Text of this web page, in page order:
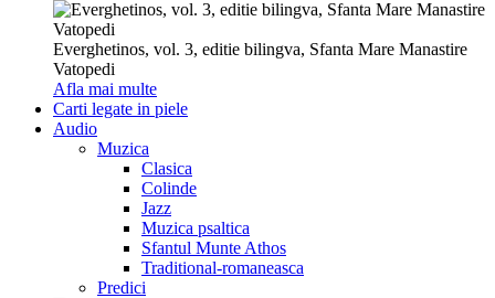
Everghetinos, vol. 3, editie bilingva, Sfanta Mare Manastire
Vatopedi
Afla mai multe
Carti legate in piele
Audio
Muzica
Clasica
Colinde
Jazz
Muzica psaltica
Sfantul Munte Athos
Traditional-romaneasca
Predici